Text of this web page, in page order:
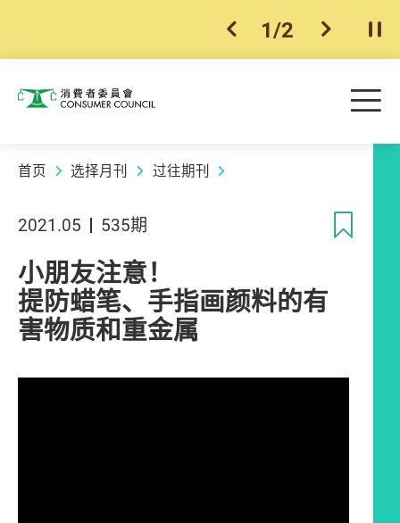
上一个
1/2 下一个开
消费者委员会 目
首页 选择月刊 过往期刊
2021.05 535期
小朋友注意！
提防蜡笔、手指画颜料的有
害物质和重金属